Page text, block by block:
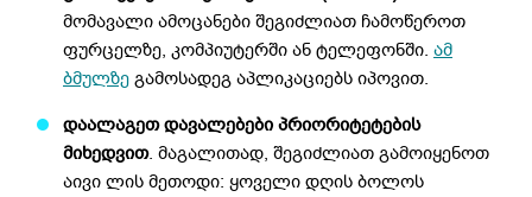
მომავალი ამოცანები შეგიძლიათ ჩამოწეროთ
ფურცელზე, კომპიუტერში ან ტელეფონში. ამ
ბმულზე გამოსადეგ აპლიკაციებს იპოვით.
დაალაგეთ დავალებები პრიორიტეტების
მიხედვით. მაგალითად, შეგიძლიათ გამოიყენოთ
აივი ლის მეთოდი: ყოველი დღის ბოლოს